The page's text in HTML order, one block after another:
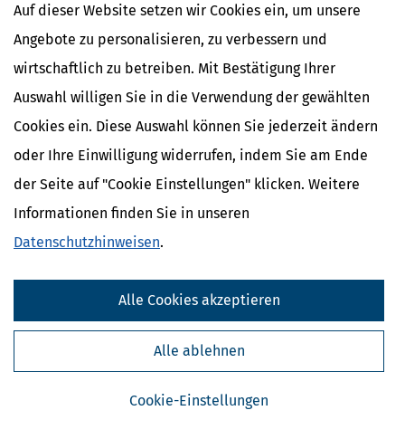
Auf dieser Website setzen wir Cookies ein, um unsere
Angebote zu personalisieren, zu verbessern und
wirtschaftlich zu betreiben. Mit Bestätigung Ihrer
Auswahl willigen Sie in die Verwendung der gewählten
Cookies ein. Diese Auswahl können Sie jederzeit ändern
oder Ihre Einwilligung widerrufen, indem Sie am Ende
der Seite auf "Cookie Einstellungen" klicken. Weitere
Informationen finden Sie in unseren
Datenschutzhinweisen.
Cookie-Einstellungen
Alle ablehnen
Alle Cookies akzeptieren
verständlich erklärt
Die Rentenkommission
(Alterssicherungskommission) hat ein umfassendes Reformpaket
mit 33 Empfehlungen vorgelegt, um die gesetzliche Rente
langfristig stabiler, gerechter und verständlicher zu machen. Wir
erklären, um was es im Einzelnen geht.
mehr